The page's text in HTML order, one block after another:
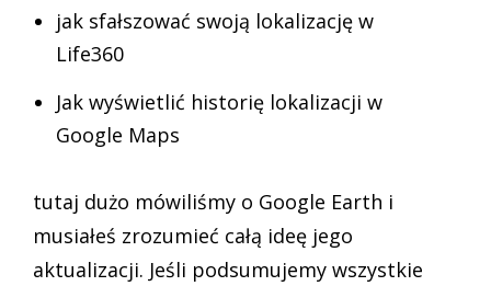
jak sfałszować swoją lokalizację w
Life360
Jak wyświetlić historię lokalizacji w
Google Maps
tutaj dużo mówiliśmy o Google Earth i
musiałeś zrozumieć całą ideę jego
aktualizacji. Jeśli podsumujemy wszystkie